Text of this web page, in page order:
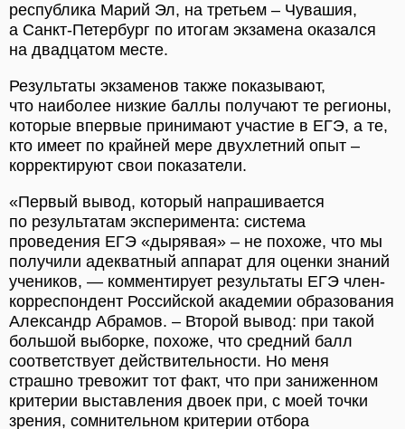
республика Марий Эл, на третьем – Чувашия,
а Санкт-Петербург по итогам экзамена оказался
на двадцатом месте.
Результаты экзаменов также показывают,
что наиболее низкие баллы получают те регионы,
которые впервые принимают участие в ЕГЭ, а те,
кто имеет по крайней мере двухлетний опыт –
корректируют свои показатели.
«Первый вывод, который напрашивается
по результатам эксперимента: система
проведения ЕГЭ «дырявая» – не похоже, что мы
получили адекватный аппарат для оценки знаний
учеников, — комментирует результаты ЕГЭ член-
корреспондент Российской академии образования
Александр Абрамов. – Второй вывод: при такой
большой выборке, похоже, что средний балл
соответствует действительности. Но меня
страшно тревожит тот факт, что при заниженном
критерии выставления двоек при, с моей точки
зрения, сомнительном критерии отбора